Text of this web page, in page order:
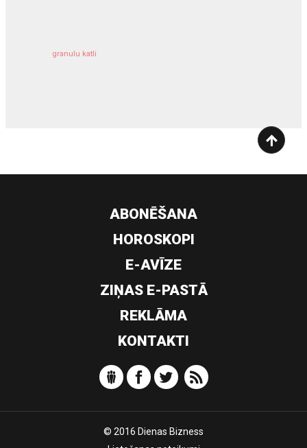
granulu katli
ABONĒŠANA
HOROSKOPI
E-AVĪZE
ZIŅAS E-PASTĀ
REKLĀMA
KONTAKTI
© 2016 Dienas Bizness